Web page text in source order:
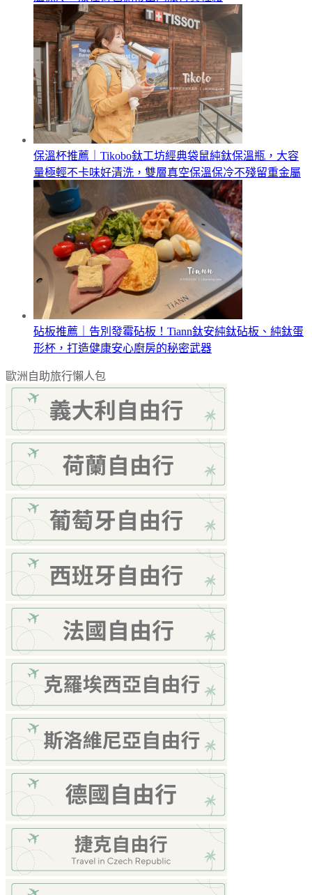
保溫杯推薦｜Tikobo鈦工坊經典袋鼠純鈦保溫瓶，大容
量極輕不卡味好清洗，雙層真空保溫保冷不殘留重金屬
砧板推薦｜告別發霉砧板！Tiann鈦安純鈦砧板、純鈦蛋
形杯，打造健康安心廚房的秘密武器
歐洲自助旅行懶人包